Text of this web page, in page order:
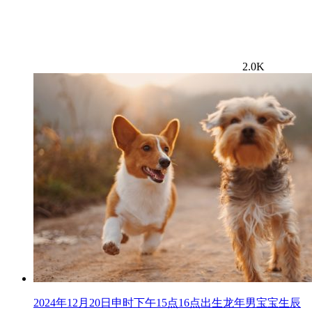
2.0K
2024年12月20日申时下午15点16点出生龙年男宝宝生辰